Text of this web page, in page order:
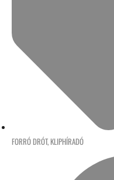
FORRÓ DRÓT, KLIPHÍRADÓ